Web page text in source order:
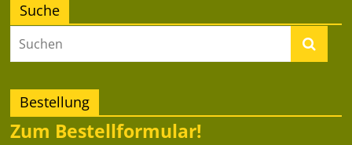
Suche
Bestellung
Zum Bestellformular!